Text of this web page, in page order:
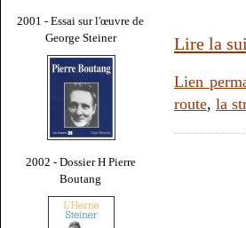
2001 - Essai sur l'œuvre de
George Steiner
2002 - Dossier H Pierre
Boutang
Lire la
Lien
route, la